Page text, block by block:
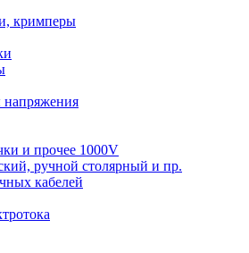
кримперы
напряжения
и прочее 1000V
ручной столярный и пр.
кабелей